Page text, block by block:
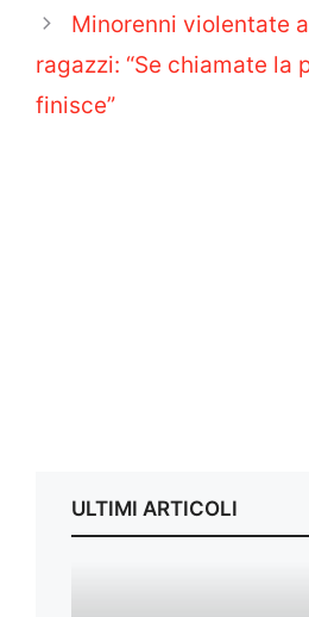
Minorenni violentate
ragazzi: “Se chiamate la
finisce”
ULTIMI ARTICOLI